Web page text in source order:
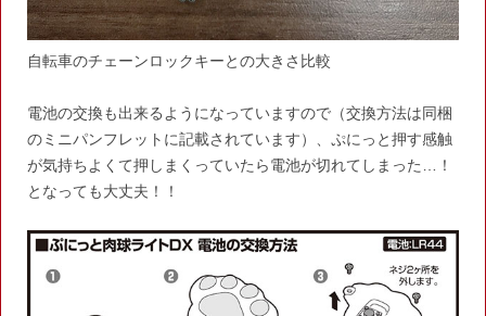
自転車のチェーンロックキーとの大きさ比較
電池の交換も出来るようになっていますので（交換方法は同梱
のミニパンフレットに記載されています）、ぷにっと押す感触
が気持ちよくて押しまくっていたら電池が切れてしまった…！
となっても大丈夫！！